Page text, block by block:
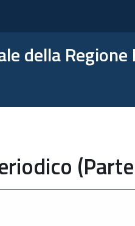
della